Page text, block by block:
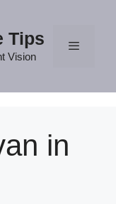
Tips
Vision
in